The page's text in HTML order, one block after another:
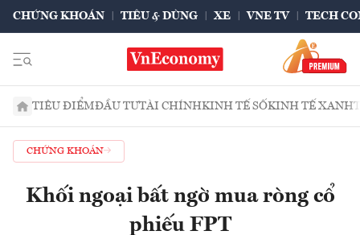
CHỨNG KHOÁN TIÊU & DÙNG XE VNE TV TECH
TIÊU ĐIỂMĐẦU TƯTÀI CHÍNHKINH TẾ SỐKINH TẾ XANH
CHỨNG KHOÁN
Khối ngoại bất ngờ mua ròng cổ
phiếu FPT